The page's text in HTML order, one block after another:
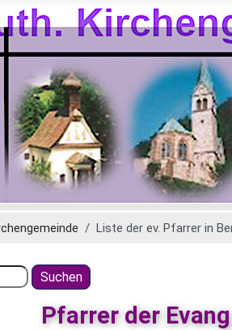
Liste der ev. Pfarrer in
Suchen
Pfarrer der